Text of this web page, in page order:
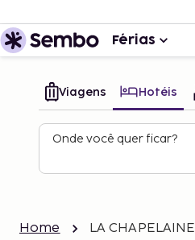
Férias
Viagens Hotéis
Onde você quer ficar?
Home LA CHAPELAINE